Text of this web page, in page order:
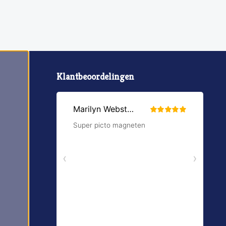
Klantbeoordelingen